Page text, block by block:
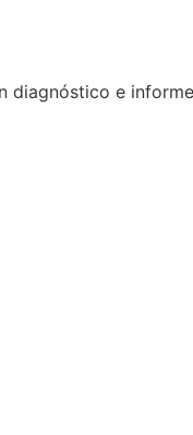
diagnóstico e